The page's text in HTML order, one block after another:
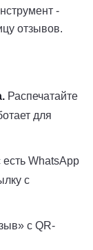
-
отзывов.
Распечатайте
для
есть WhatsApp
с
с QR-